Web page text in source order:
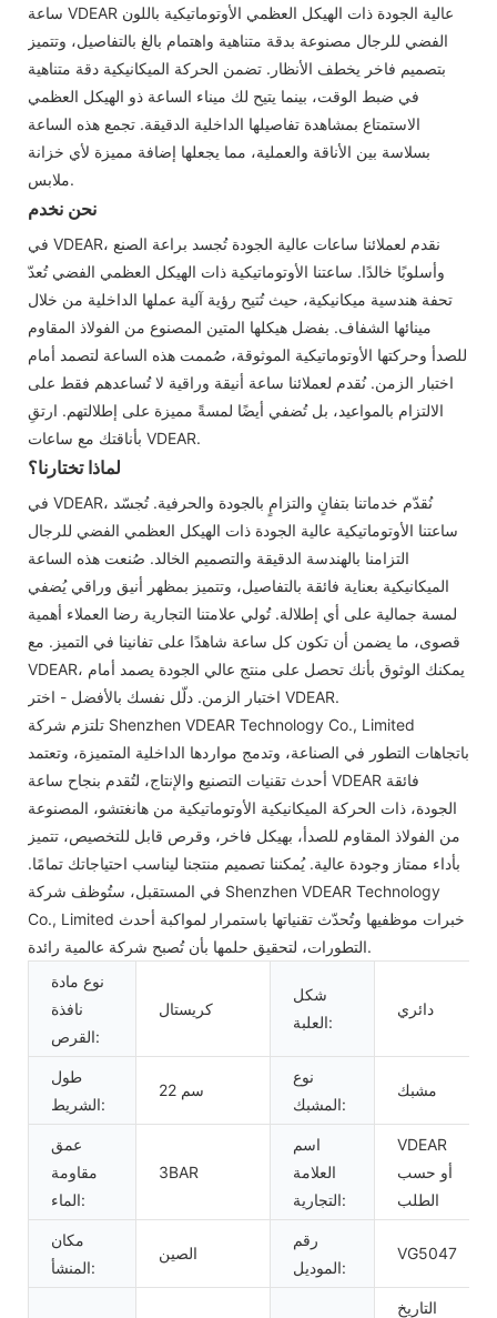
ساعة VDEAR عالية الجودة ذات الهيكل العظمي الأوتوماتيكية باللون
الفضي للرجال مصنوعة بدقة متناهية واهتمام بالغ بالتفاصيل، وتتميز
بتصميم فاخر يخطف الأنظار. تضمن الحركة الميكانيكية دقة متناهية
في ضبط الوقت، بينما يتيح لك ميناء الساعة ذو الهيكل العظمي
الاستمتاع بمشاهدة تفاصيلها الداخلية الدقيقة. تجمع هذه الساعة
بسلاسة بين الأناقة والعملية، مما يجعلها إضافة مميزة لأي خزانة
ملابس.
نحن نخدم
في VDEAR، نقدم لعملائنا ساعات عالية الجودة تُجسد براعة الصنع
وأسلوبًا خالدًا. ساعتنا الأوتوماتيكية ذات الهيكل العظمي الفضي تُعدّ
تحفة هندسية ميكانيكية، حيث تُتيح رؤية آلية عملها الداخلية من خلال
مينائها الشفاف. بفضل هيكلها المتين المصنوع من الفولاذ المقاوم
للصدأ وحركتها الأوتوماتيكية الموثوقة، صُممت هذه الساعة لتصمد أمام
اختبار الزمن. نُقدم لعملائنا ساعة أنيقة وراقية لا تُساعدهم فقط على
الالتزام بالمواعيد، بل تُضفي أيضًا لمسةً مميزة على إطلالتهم. ارتقِ
بأناقتك مع ساعات VDEAR.
لماذا تختارنا؟
في VDEAR، نُقدّم خدماتنا بتفانٍ والتزامٍ بالجودة والحرفية. تُجسّد
ساعتنا الأوتوماتيكية عالية الجودة ذات الهيكل العظمي الفضي للرجال
التزامنا بالهندسة الدقيقة والتصميم الخالد. صُنعت هذه الساعة
الميكانيكية بعناية فائقة بالتفاصيل، وتتميز بمظهر أنيق وراقي يُضفي
لمسة جمالية على أي إطلالة. تُولي علامتنا التجارية رضا العملاء أهمية
قصوى، ما يضمن أن تكون كل ساعة شاهدًا على تفانينا في التميز. مع
VDEAR، يمكنك الوثوق بأنك تحصل على منتج عالي الجودة يصمد أمام
اختبار الزمن. دلّل نفسك بالأفضل - اختر VDEAR.
تلتزم شركة Shenzhen VDEAR Technology Co., Limited
باتجاهات التطور في الصناعة، وتدمج مواردها الداخلية المتميزة، وتعتمد
أحدث تقنيات التصنيع والإنتاج، لتُقدم بنجاح ساعة VDEAR فائقة
الجودة، ذات الحركة الميكانيكية الأوتوماتيكية من هانغتشو، المصنوعة
من الفولاذ المقاوم للصدأ، بهيكل فاخر، وقرص قابل للتخصيص، تتميز
بأداء ممتاز وجودة عالية. يُمكننا تصميم منتجنا ليناسب احتياجاتك تمامًا.
في المستقبل، ستُوظف شركة Shenzhen VDEAR Technology
Co., Limited خبرات موظفيها وتُحدّث تقنياتها باستمرار لمواكبة أحدث
التطورات، لتحقيق حلمها بأن تُصبح شركة عالمية رائدة.
نوع مادة
نافذة
القرص:
كريستال
شكل
العلبة:
دائري
طول
الشريط:
22 سم
نوع
المشبك:
مشبك
عمق
مقاومة
الماء:
3BAR
اسم
العلامة
التجارية:
VDEAR
أو حسب
الطلب
مكان
المنشأ:
الصين
رقم
الموديل:
VG5047
التاريخ